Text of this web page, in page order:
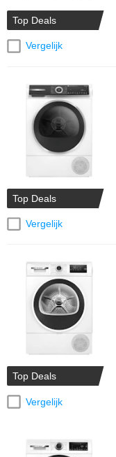
Top Deals
Vergelijk
Top Deals
Vergelijk
Top Deals
Vergelijk